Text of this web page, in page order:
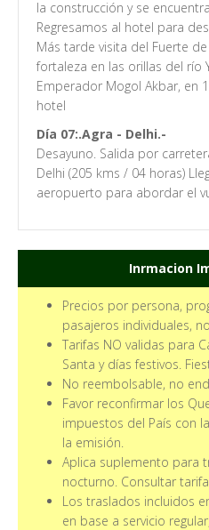
la construcción y se
Regresamos al hotel para
Más tarde visita del Fuerte
fortaleza en las orillas del río
Emperador Mogol Akbar, en
hotel
Día 07:.Agra - Delhi.-
Desayuno. Salida por
Delhi (205 kms / 04 horas)
aeropuerto para abordar el
Inrmacion
Precios por persona,
pasajeros individuales,
Tarifas NO validas para
Santa y días festivos.
No reembolsable, no
Favor reconfirmar los
impuestos del País con
la emisión.
Aplica suplemento para
nocturno. Consultar tarifa.
Los traslados incluidos
en base a servicio